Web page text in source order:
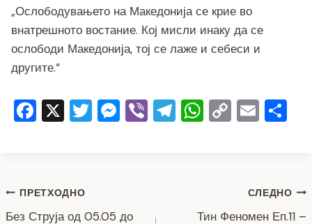
„Ослободувањето на Македонија се крие во
внатрешното востание. Кој мисли инаку да се
ослободи Македонија, тој се лаже и себеси и
другите.“
F
b
X T M Vi T W C E
Навигација
ПРЕТХОДНО
Без Струја од 05.05 до
СЛЕДНО
Тин Феномен Еп.11 –